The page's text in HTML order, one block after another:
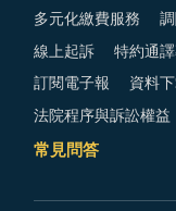
多元化繳費服務
線上起訴 特約通
訂閱電子報 資料
法院程序與訴訟權益
常見問答